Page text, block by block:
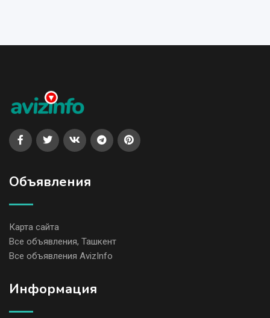
Объявления
Карта сайта
Все объявления, Ташкент
Все объявления AvizInfo
Информация